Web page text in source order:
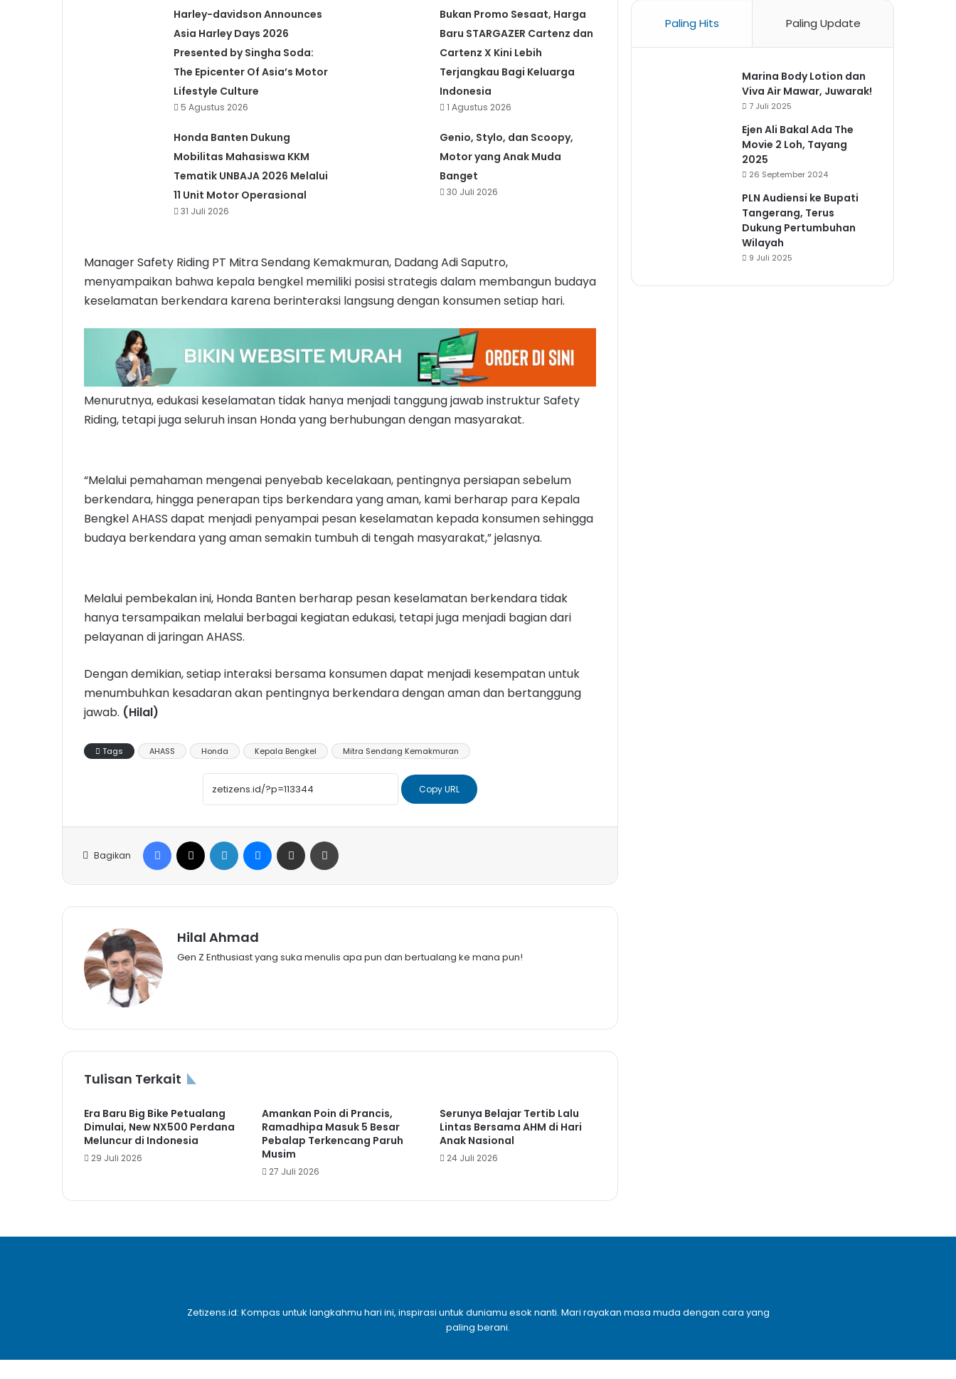
Harley-davidson Announces
Asia Harley Days 2026
Presented by Singha Soda:
The Epicenter Of Asia’s Motor
Lifestyle Culture
5 Agustus 2026
Bukan Promo Sesaat, Harga
Baru STARGAZER Cartenz dan
Cartenz X Kini Lebih
Terjangkau Bagi Keluarga
Indonesia
1 Agustus 2026
Honda Banten Dukung
Mobilitas Mahasiswa KKM
Tematik UNBAJA 2026 Melalui
11 Unit Motor Operasional
31 Juli 2026
Genio, Stylo, dan Scoopy,
Motor yang Anak Muda
Banget
30 Juli 2026
Manager Safety Riding PT Mitra Sendang Kemakmuran, Dadang Adi Saputro,
menyampaikan bahwa kepala bengkel memiliki posisi strategis dalam membangun budaya
keselamatan berkendara karena berinteraksi langsung dengan konsumen setiap hari.
Menurutnya, edukasi keselamatan tidak hanya menjadi tanggung jawab instruktur Safety
Riding, tetapi juga seluruh insan Honda yang berhubungan dengan masyarakat.
“Melalui pemahaman mengenai penyebab kecelakaan, pentingnya persiapan sebelum
berkendara, hingga penerapan tips berkendara yang aman, kami berharap para Kepala
Bengkel AHASS dapat menjadi penyampai pesan keselamatan kepada konsumen sehingga
budaya berkendara yang aman semakin tumbuh di tengah masyarakat,” jelasnya.
Melalui pembekalan ini, Honda Banten berharap pesan keselamatan berkendara tidak
hanya tersampaikan melalui berbagai kegiatan edukasi, tetapi juga menjadi bagian dari
pelayanan di jaringan AHASS.
Dengan demikian, setiap interaksi bersama konsumen dapat menjadi kesempatan untuk
menumbuhkan kesadaran akan pentingnya berkendara dengan aman dan bertanggung
jawab. (Hilal)
Tags AHASS Honda Kepala Bengkel Mitra Sendang Kemakmuran
Copy URL
Bagikan
Facebook LinkedIn Messenger
Share via Email
Hilal Ahmad
Gen Z Enthusiast yang suka menulis apa pun dan bertualang ke mana pun!
Tulisan Terkait
Era Baru Big Bike Petualang
Dimulai, New NX500 Perdana
Meluncur di Indonesia
29 Juli 2026
Amankan Poin di Prancis,
Ramadhipa Masuk 5 Besar
Pebalap Terkencang Paruh
Musim
27 Juli 2026
Serunya Belajar Tertib Lalu
Lintas Bersama AHM di Hari
Anak Nasional
24 Juli 2026
Paling Hits Paling Update
Marina Body Lotion dan
Viva Air Mawar, Juwarak!
7 Juli 2025
Ejen Ali Bakal Ada The
Movie 2 Loh, Tayang
2025
26 September 2024
PLN Audiensi ke Bupati
Tangerang, Terus
Dukung Pertumbuhan
Wilayah
9 Juli 2025
Zetizens.id: Kompas untuk langkahmu hari ini, inspirasi untuk duniamu esok nanti. Mari rayakan masa muda dengan cara yang
paling berani.